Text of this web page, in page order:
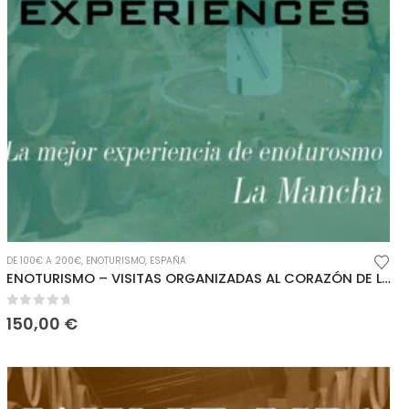
- VIURA ,MALVASÍA,MATURANA,MAZUELO MOSCATEL
,VINOS PREMIUM
DE 100€ A 200€, ENOTURISMO, ESPAÑA
ENOTURISMO – VISITAS ORGANIZADAS AL CORAZÓN DE LA MANCHA
out of 5
150,00 €